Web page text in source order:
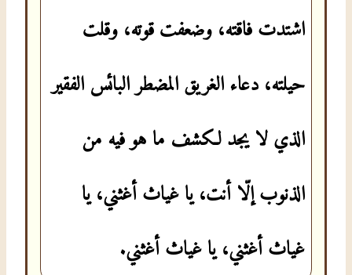
اشتدت فاقته، وضعفت قوته، وقلت
حيلته، دعاء الغريق المضطر البائس الفقير
الذي لا يجد لكشف ما هو فيه من
الذنوب إلّا أنت، يا غياث أغثني، يا
غياث أغثني، يا غياث أغثني.